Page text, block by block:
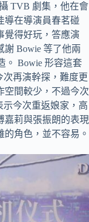
TVB 劇集，他在會
導在導演員春茗碰
覺得好玩，答應演
謝 Bowie 等了他兩
。 Bowie 形容這套
再演幹探，難度更
空間較少，不過今次
今次重返娘家，高
嘉莉與張振朗的表現
角色，並不容易。